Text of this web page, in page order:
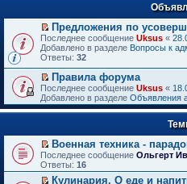
П
е
р
й
т
и
к
п
в
о
м
у
н
Предложения по
Последнее сообщение Uksus «
Добавлено в разделе Вопросы к
Ответы: 32
П
е
р
е
т
и
к
п
е
р
Правила форума
Последнее сообщение Uksus «
Добавлено в разделе Объявления
П
е
р
е
Военная техника -
Последнее сообщение Ольгерт
Ответы: 16
Кулинария. О еде и